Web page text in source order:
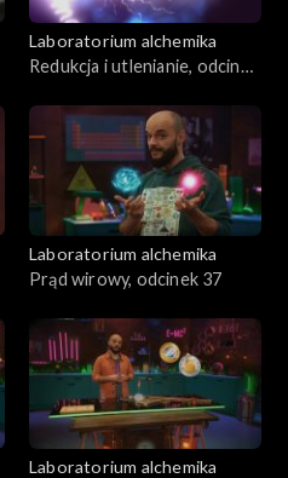
Laboratorium alchemika
Redukcja i utlenianie, odcinek
Laboratorium alchemika
Prąd wirowy, odcinek 37
Laboratorium alchemika